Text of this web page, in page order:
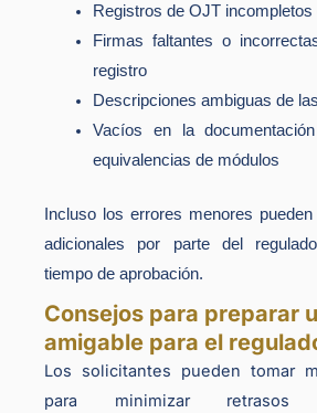
Registros de OJT
Firmas faltantes o
registro
Descripciones ambiguas de
Vacíos en la
equivalencias de módulos
Incluso los errores menores
adicionales por parte del
tiempo de aprobación.
Consejos para preparar
amigable para el
Los solicitantes pueden tomar
para minimizar retrasos